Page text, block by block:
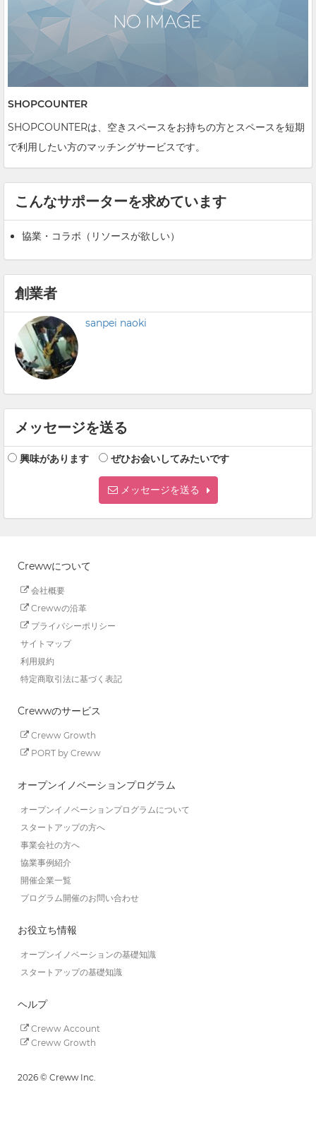
SHOPCOUNTER
SHOPCOUNTERは、空きスペースをお持ちの方とスペースを短期
で利用したい方のマッチングサービスです。
こんなサポーターを求めています
協業・コラボ（リソースが欲しい）
創業者
sanpei naoki
メッセージを送る
興味があります ぜひお会いしてみたいです
メッセージを送る
Crewwについて
会社概要
Crewwの沿革
プライバシーポリシー
サイトマップ
利用規約
特定商取引法に基づく表記
Crewwのサービス
Creww Growth
PORT by Creww
オープンイノベーションプログラム
オープンイノベーションプログラムについて
スタートアップの方へ
事業会社の方へ
協業事例紹介
開催企業一覧
プログラム開催のお問い合わせ
お役立ち情報
オープンイノベーションの基礎知識
スタートアップの基礎知識
ヘルプ
Creww Account
Creww Growth
2026 © Creww Inc.